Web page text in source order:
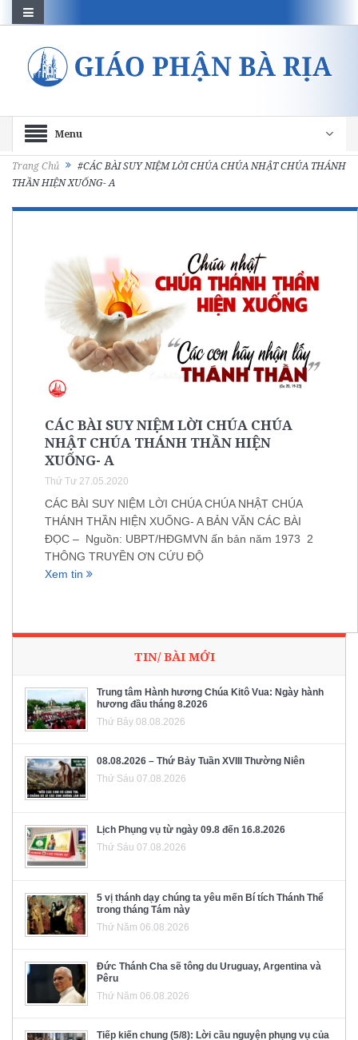
Menu
Trang Chủ
#CÁC BÀI SUY NIỆM LỜI CHÚA CHÚA NHẬT CHÚA THÁNH
THẦN HIỆN XUỐNG- A
CÁC BÀI SUY NIỆM LỜI CHÚA CHÚA
NHẬT CHÚA THÁNH THẦN HIỆN
XUỐNG- A
Thứ Tư 27.05.2020
CÁC BÀI SUY NIỆM LỜI CHÚA CHÚA NHẬT CHÚA
THÁNH THẦN HIỆN XUỐNG- A BẢN VĂN CÁC BÀI
ĐỌC – Nguồn: UBPT/HĐGMVN ấn bản năm 1973 2
THÔNG TRUYỀN ƠN CỨU ĐỘ
Xem tin
TIN/ BÀI MỚI
Trung tâm Hành hương Chúa Kitô Vua: Ngày hành
hương đầu tháng 8.2026
Thứ Bảy 08.08.2026
08.08.2026 – Thứ Bảy Tuần XVIII Thường Niên
Thứ Sáu 07.08.2026
Lịch Phụng vụ từ ngày 09.8 đến 16.8.2026
Thứ Sáu 07.08.2026
5 vị thánh dạy chúng ta yêu mến Bí tích Thánh Thể
trong tháng Tám này
Thứ Năm 06.08.2026
Đức Thánh Cha sẽ tông du Uruguay, Argentina và
Pêru
Thứ Năm 06.08.2026
Tiếp kiến chung (5/8): Lời cầu nguyện phụng vụ của